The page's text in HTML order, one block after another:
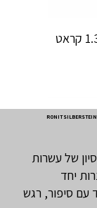
טבעת אירוסין יהלום טבעי רדיאנט 1.39 קראט
RONIT SILBERSTEIN
של עשרות
יחד
עם סיפור, רגש